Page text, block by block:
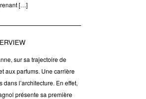
[…]
sur sa trajectoire de
aux parfums. Une carrière
l’architecture. En effet,
présente sa première